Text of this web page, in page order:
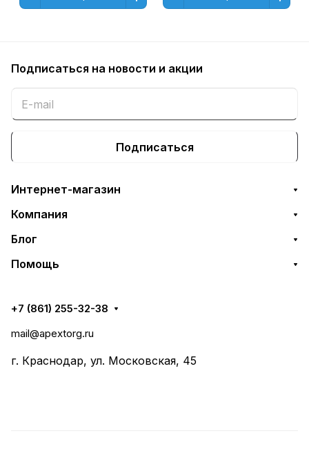
Подписаться на новости и акции
Подписаться
Интернет-магазин
Компания
Блог
Помощь
+7 (861) 255-32-38
mail@apextorg.ru
г. Краснодар, ул. Московская, 45